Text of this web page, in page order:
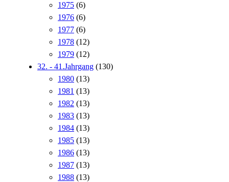
1975 (6)
1976 (6)
1977 (6)
1978 (12)
1979 (12)
32. - 41.Jahrgang (130)
1980 (13)
1981 (13)
1982 (13)
1983 (13)
1984 (13)
1985 (13)
1986 (13)
1987 (13)
1988 (13)